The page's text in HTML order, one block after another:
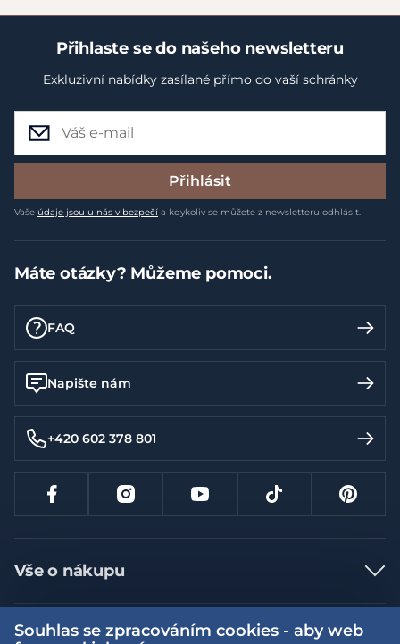
Přihlaste se do našeho newsletteru
Exkluzivní nabídky zasílané přímo do vaší schránky
Přihlásit
Vaše údaje jsou u nás v bezpečí a kdykoliv se můžete z newsletteru odhlásit.
Máte otázky? Můžeme pomoci.
FAQ
Napište nám
+420 602 378 801
Vše o nákupu
Jak nakupovat
Nejčastější dotazy
Více informací
Souhlas se zpracováním cookies - aby web